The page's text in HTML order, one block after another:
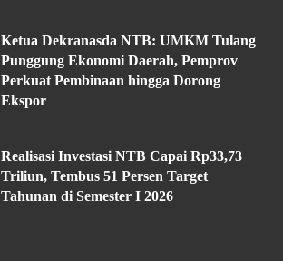
Ketua Dekranasda NTB: UMKM Tulang
Punggung Ekonomi Daerah, Pemprov
Perkuat Pembinaan hingga Dorong
Ekspor
Realisasi Investasi NTB Capai Rp33,73
Triliun, Tembus 51 Persen Target
Tahunan di Semester I 2026